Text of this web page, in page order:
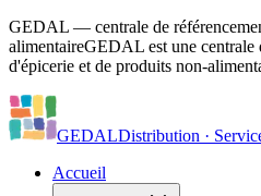
GEDAL — centrale de
alimentaireGEDAL est une centrale
d'épicerie et de produits non-
GEDALDistribution ·
Accueil